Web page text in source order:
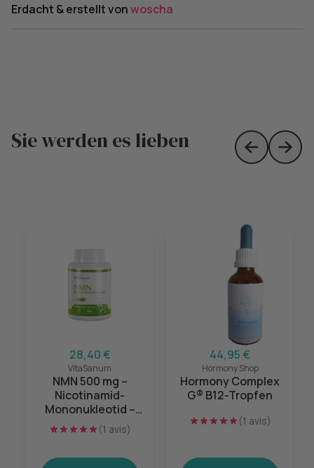
Erdacht & erstellt vonwoscha
Sie werden es lieben
Skip toSkip
28,40 €
VitaSanum
NMN 500 mg –
Nicotinamid-
Mononukleotid –
Zellenergie &
Vitalität – 90
(1 avis)
44,95 €
Hormony Shop
Hormony Complex
G® B12-Tropfen
(1 avis)